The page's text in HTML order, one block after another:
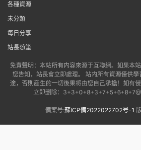
各種資源
未分類
每日分享
站長随筆
免責聲明：本站所有内容來源于互聯網。如果本
您告知，站長會立即處理。 站内所有資源僅供
途，否則産生的一切後果将由您自己承擔！如有
立即删除：
備案号:蘇ICP備2022022702号-1